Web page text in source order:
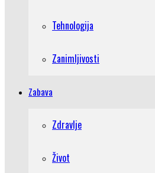
Tehnologija
Zanimljivosti
Zabava
Zdravlje
Život